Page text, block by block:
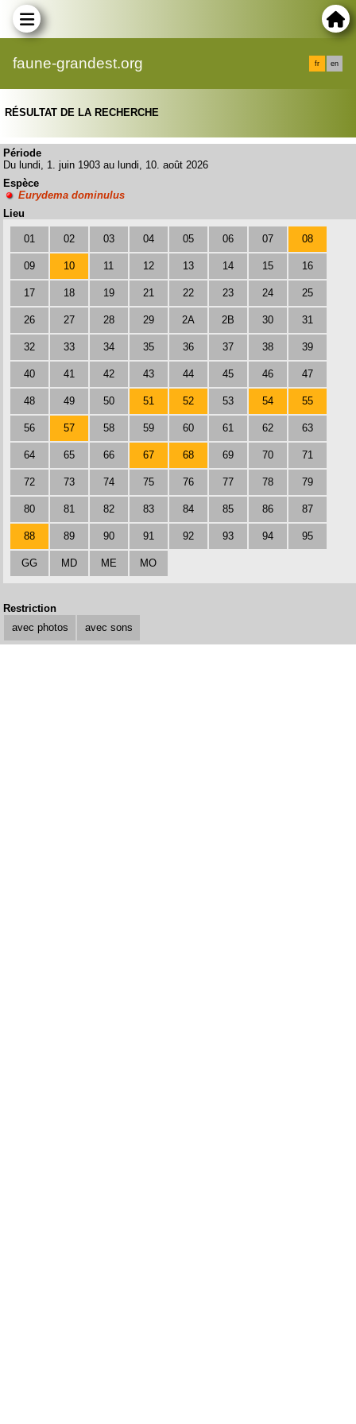
faune-grandest.org fr en
RÉSULTAT DE LA RECHERCHE
Période
Du lundi, 1. juin 1903 au lundi, 10. août 2026
Espèce
Eurydema dominulus
Lieu
01 02 03 04 05 06 07 08
09 10 11 12 13 14 15 16
17 18 19 21 22 23 24 25
26 27 28 29 2A 2B 30 31
32 33 34 35 36 37 38 39
40 41 42 43 44 45 46 47
48 49 50 51 52 53 54 55
56 57 58 59 60 61 62 63
64 65 66 67 68 69 70 71
72 73 74 75 76 77 78 79
80 81 82 83 84 85 86 87
88 89 90 91 92 93 94 95
GG MD ME MO
Restriction
avec photos
avec sons